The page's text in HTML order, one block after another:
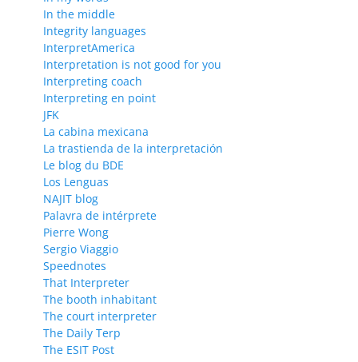
In the middle
Integrity languages
InterpretAmerica
Interpretation is not good for you
Interpreting coach
Interpreting en point
JFK
La cabina mexicana
La trastienda de la interpretación
Le blog du BDE
Los Lenguas
NAJIT blog
Palavra de intérprete
Pierre Wong
Sergio Viaggio
Speednotes
That Interpreter
The booth inhabitant
The court interpreter
The Daily Terp
The ESIT Post